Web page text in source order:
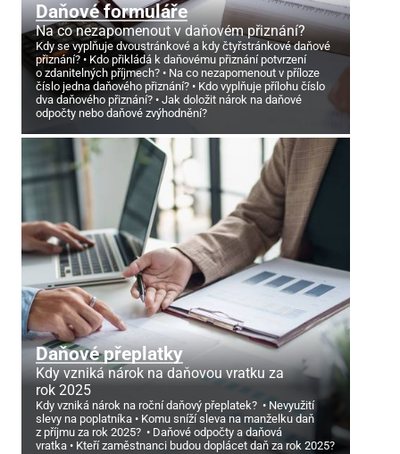
Daňové formuláře
Na co nezapomenout v daňovém přiznání?
Kdy se vyplňuje dvoustránkové a kdy čtyřstránkové daňové
přiznání?
Kdo přikládá k daňovému přiznání potvrzení
o zdanitelných příjmech?
Na co nezapomenout v příloze
číslo jedna daňového přiznání?
Kdo vyplňuje přílohu číslo
dva daňového přiznání?
Jak doložit nárok na daňové
odpočty nebo daňové zvýhodnění?
Daňové přeplatky
Kdy vzniká nárok na daňovou vratku za
rok 2025
Kdy vzniká nárok na roční daňový přeplatek?
Nevyužití
slevy na poplatníka
Komu sníží sleva na manželku daň
z příjmu za rok 2025?
Daňové odpočty a daňová
vratka
Kteří zaměstnanci budou doplácet daň za rok 2025?